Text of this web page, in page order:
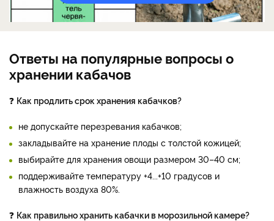
Ответы на популярные вопросы о
хранении кабачов
❓ Как продлить срок хранения кабачков?
не допускайте перезревания кабачков;
закладывайте на хранение плоды с толстой кожицей;
выбирайте для хранения овощи размером 30–40 см;
поддерживайте температуру +4...+10 градусов и
влажность воздуха 80%.
❓ Как правильно хранить кабачки в морозильной камере?